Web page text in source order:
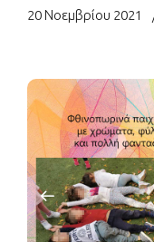
20 Νοεμβρίου 2021